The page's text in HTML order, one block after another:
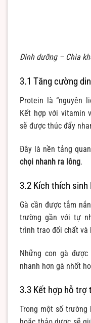
Dinh dưỡng – Chìa
3.1 Tăng cường
Protein là “nguyên
Kết hợp với vitamin
sẽ được thúc đẩy
Đây là nền tảng
chọi nhanh ra lông.
3.2 Kích thích sinh
Gà cần được tắm
trường gần với tự
trình trao đổi chất và
Những con gà
nhanh hơn gà nhốt
3.3 Kết hợp hỗ
Trong một số trường